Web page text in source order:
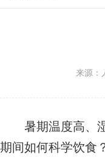
来源
暑期温度高、湿
期间如何科学饮食